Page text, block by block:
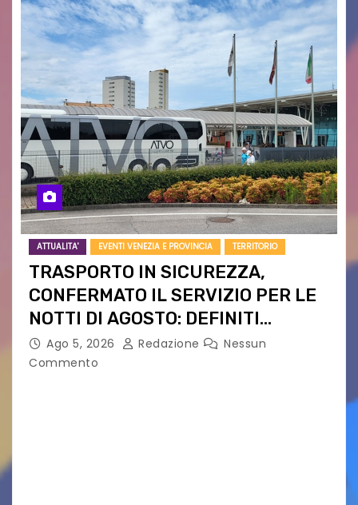
ATTUALITA' EVENTI VENEZIA E PROVINCIA TERRITORIO
TRASPORTO IN SICUREZZA,
CONFERMATO IL SERVIZIO PER LE
NOTTI DI AGOSTO: DEFINITI
PERCORSI, FERMATE E ORARIO
Ago 5, 2026 Redazione
Nessun
Commento